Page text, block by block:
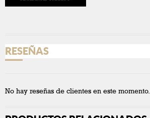
RESEÑAS
No hay reseñas de clientes en este momento.